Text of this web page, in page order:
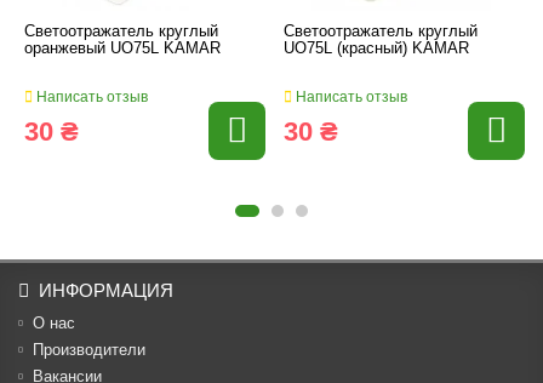
Светоотражатель круглый
оранжевый UO75L KAMAR
Написать отзыв
30 ₴
Светоотражатель круглый
UO75L (красный) KAMAR
Написать отзыв
30 ₴
ИНФОРМАЦИЯ
О нас
Производители
Вакансии